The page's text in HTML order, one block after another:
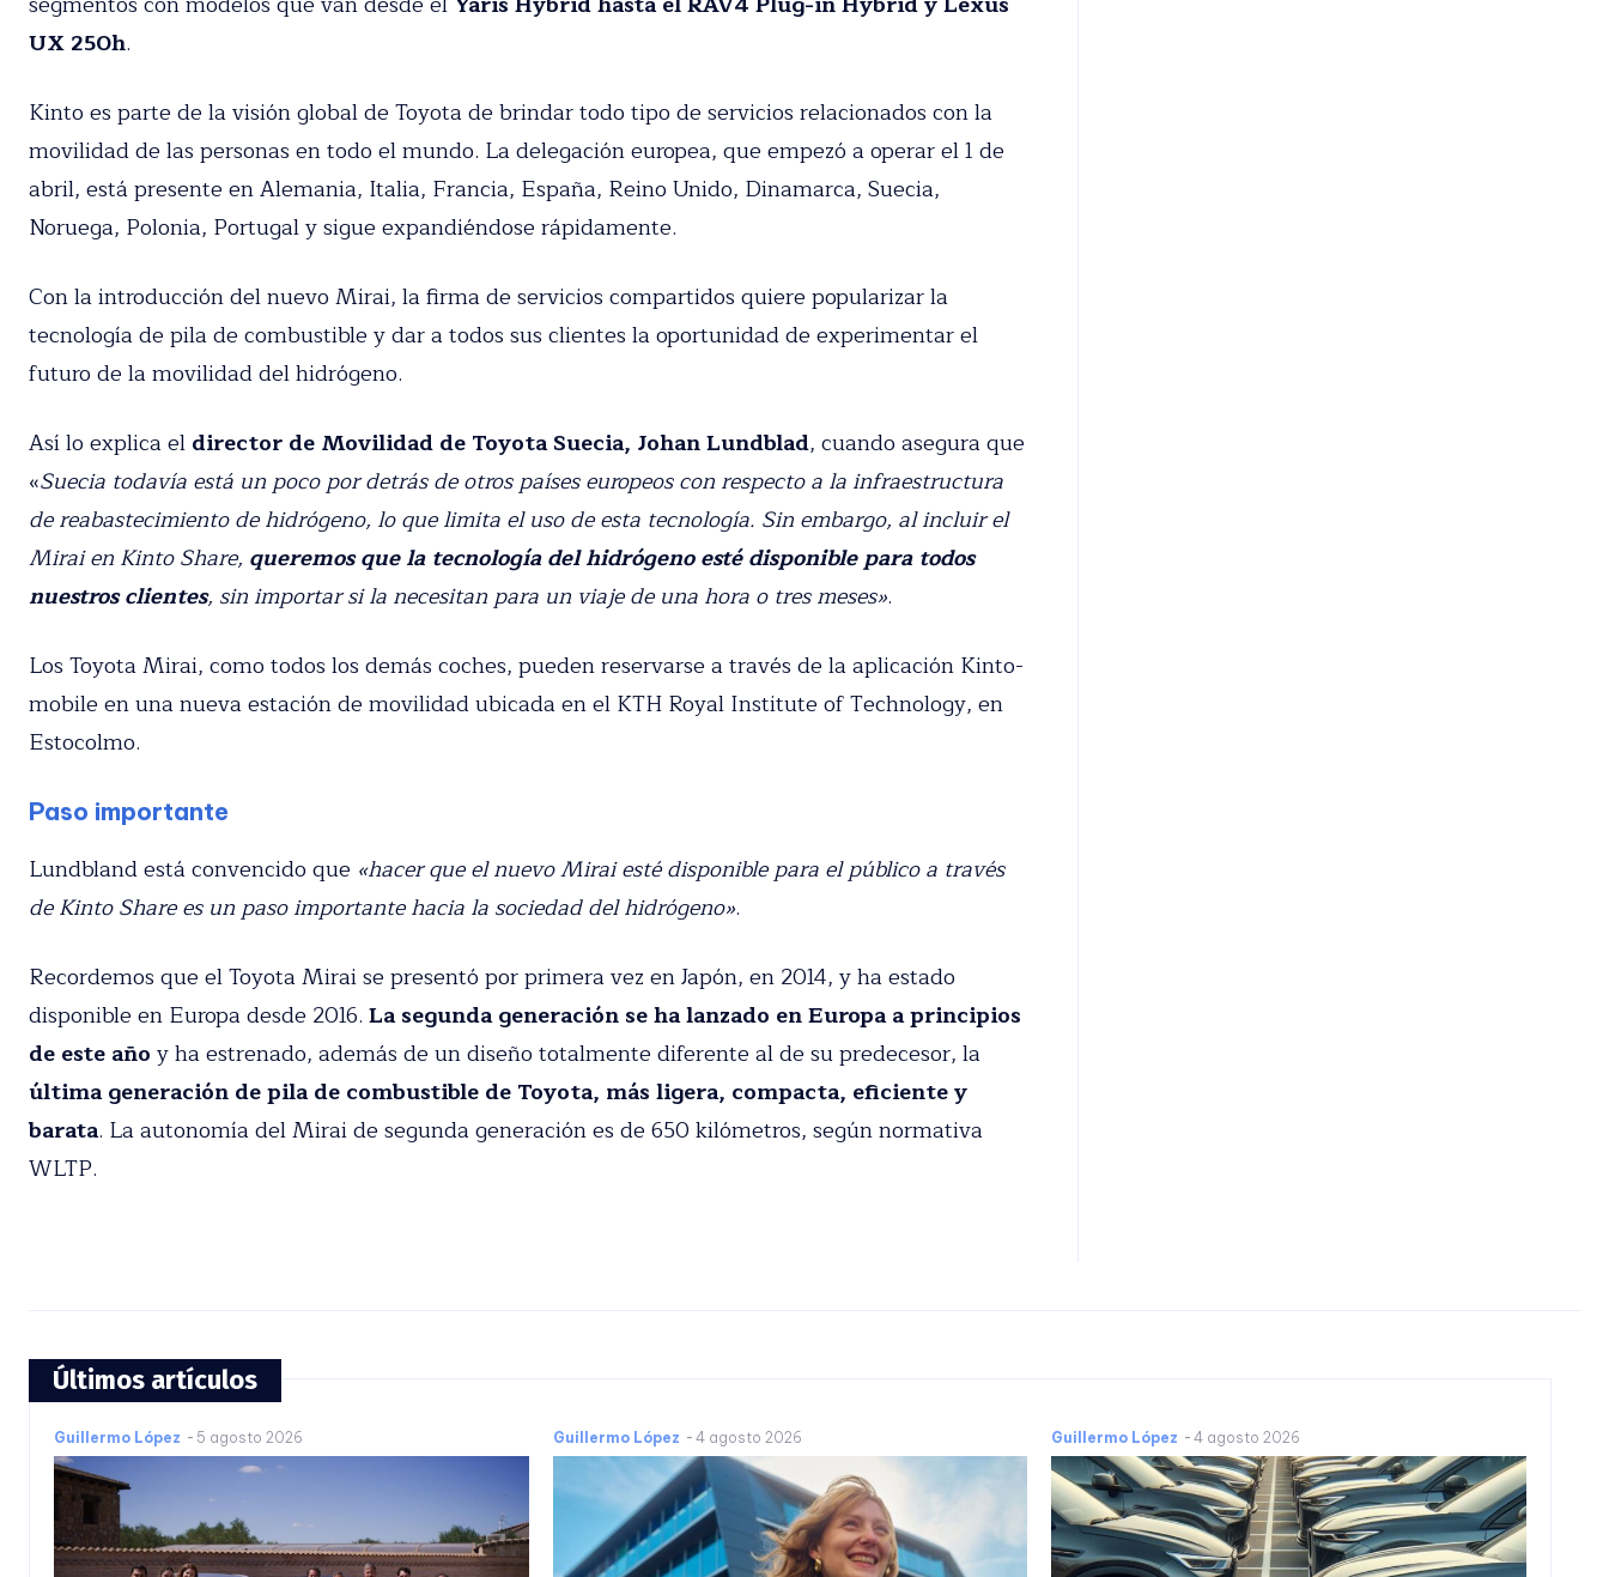
Hybrid y Lexus UX 250h
Kinto es parte de la visión global de Toyota de brindar todo tipo de servicios relacionados con la
movilidad de las personas en todo el mundo. La delegación europea, que empezó a operar el 1 de
abril, está presente en Alemania, Italia, Francia, España, Reino Unido, Dinamarca, Suecia,
Noruega, Polonia, Portugal y sigue expandiéndose rápidamente.
Con la introducción del nuevo Mirai, la firma de servicios compartidos quiere popularizar la
tecnología de pila de combustible y dar a todos sus clientes la oportunidad de experimentar el
futuro de la movilidad del hidrógeno.
Así lo explica el director de Movilidad de Toyota Suecia, Johan Lundblad , cuando asegura
que «Suecia todavía está un poco por detrás de otros países europeos con respecto a la
infraestructura de reabastecimiento de hidrógeno, lo que limita el uso de esta tecnología. Sin
embargo, al incluir el Mirai en Kinto Share,queremos que la tecnología del hidrógeno esté
disponible para todos nuestros clientes, sin importar si la necesitan para un viaje de una hora o
Los Toyota Mirai, como todos los demás coches, pueden reservarse a través de la aplicación
Kinto-mobile en una nueva estación de movilidad ubicada en el KTH Royal Institute of
Lundbland está convencido que«hacer que el nuevo Mirai esté disponible para el público a través
Recordemos que el Toyota Mirai se presentó por primera vez en Japón, en 2014, y ha estado
disponible en Europa desde 2016.La segunda generación se ha lanzado en Europa a
principios de este añoy ha estrenado, además de un diseño totalmente diferente al de su
predecesor, laúltima generación de pila de combustible de Toyota, más ligera, compacta,
eficiente y barata
Últimos artículos
Guillermo López 5 agosto 2026 Guillermo López -4 agosto 2026 Guillermo López -4 agosto 2026